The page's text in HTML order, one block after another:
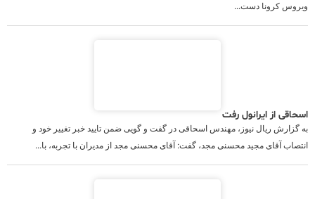
ویروس کرونا دست...
اسحاقی از ایرانول رفت
به گزارش ریال نیوز، مهندس اسحاقی در گفت و گویی ضمن تایید خبر تغییر خود و
انتصاب آقای مجید محسنی مجد، گفت: آقای محسنی مجد از مدیران با تجربه، با...